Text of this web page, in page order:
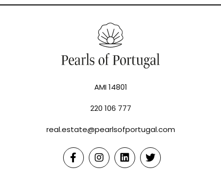
AMI 14801
220 106 777
real.estate@pearlsofportugal.com